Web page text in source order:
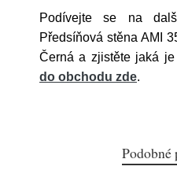
Podívejte se na
Předsíňová stěna AMI
Černá a zjistěte jaká
do obchodu zde.